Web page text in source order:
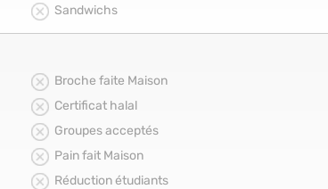
Sandwichs
Broche faite Maison
Certificat halal
Groupes acceptés
Pain fait Maison
Réduction étudiants